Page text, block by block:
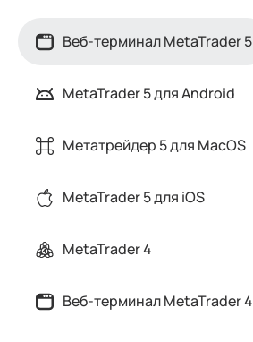
Веб-терминал MetaTrader 5
MetaTrader 5 для Android
Метатрейдер 5 для MacOS
MetaTrader 5 для iOS
MetaTrader 4
Веб-терминал MetaTrader 4